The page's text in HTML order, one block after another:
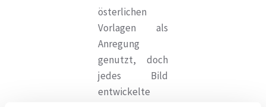
österlichen
Vorlagen als
Anregung
genutzt, doch
jedes Bild
entwickelte